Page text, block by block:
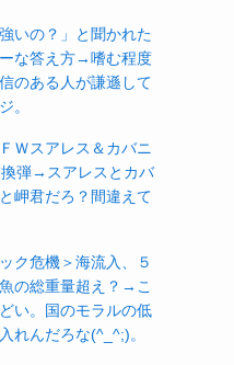
いの？」と聞かれた
な答え方→嗜む程度
のある人が謙遜して
。
Ｗスアレス＆カバニ
弾→スアレスとカバ
岬君だろ？間違えて
ク危機＞海流入、５
の総重量超え？→こ
い。国のモラルの低
れんだろな(^_^;)。